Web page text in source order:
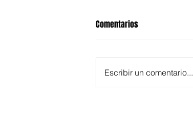
Comentarios
Escribir un comentario...